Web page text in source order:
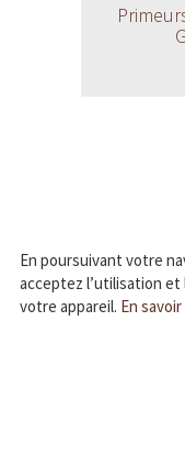
En poursuivant votre
acceptez l’utilisation et
votre appareil. En